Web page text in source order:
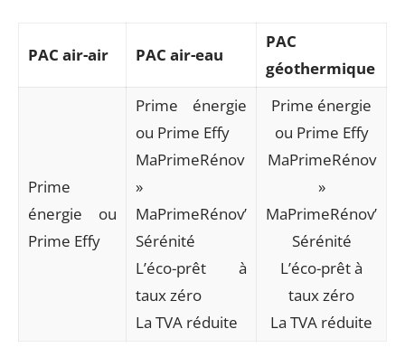
PAC air-air PAC air-eau
PAC
géothermique
Prime
énergie ou
Prime Effy
Prime énergie
ou Prime Effy
MaPrimeRénov
»
MaPrimeRénov’
Sérénité
L’éco-prêt à
taux zéro
La TVA réduite
Prime énergie
ou Prime Effy
MaPrimeRénov
»
MaPrimeRénov’
Sérénité
L’éco-prêt à
taux zéro
La TVA réduite